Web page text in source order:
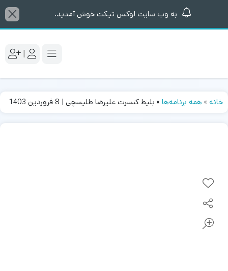
به وب سایت لوکس تیکت خوش آمدید.
|
خانه » همه برنامه‌ها » بلیط کنسرت علیرضا طلیسچی | 8 فروردین 1403